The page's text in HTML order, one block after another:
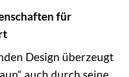
für
Design überzeugt